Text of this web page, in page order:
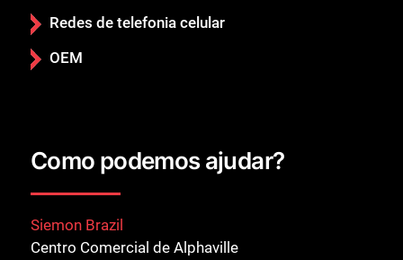
Redes de telefonia celular
OEM
Como podemos ajudar?
Siemon Brazil
Centro Comercial de Alphaville